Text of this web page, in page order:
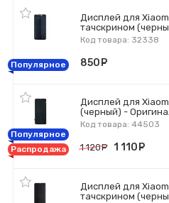
Дисплей для
тачскрином
Код товара: 32338
Популярное 850
Дисплей для
(черный) -
Код товара: 44503
Популярное
Распродажа
1 120 руб.
1 110
Дисплей для
тачскрином